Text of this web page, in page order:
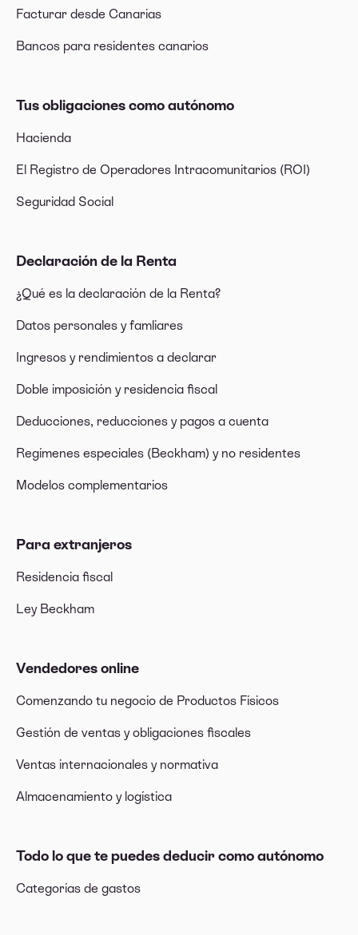
Facturar desde Canarias
Bancos para residentes canarios
Tus obligaciones como autónomo
Hacienda
El Registro de Operadores Intracomunitarios (ROI)
Seguridad Social
Declaración de la Renta
¿Qué es la declaración de la Renta?
Datos personales y famliares
Ingresos y rendimientos a declarar
Doble imposición y residencia fiscal
Deducciones, reducciones y pagos a cuenta
Regímenes especiales (Beckham) y no residentes
Modelos complementarios
Para extranjeros
Residencia fiscal
Ley Beckham
Vendedores online
Comenzando tu negocio de Productos Físicos
Gestión de ventas y obligaciones fiscales
Ventas internacionales y normativa
Almacenamiento y logística
Todo lo que te puedes deducir como autónomo
Categorías de gastos